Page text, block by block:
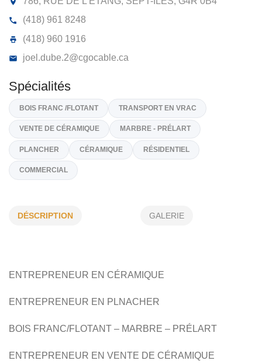
JD PRO-POSE INC
786, RUE DE L'ÉTANG, SEPT-ÎLES,
(418) 961 8248
(418) 960 1916
joel.dube.2@cgocable.ca
Spécialités
COMMERCIAL
DÉSCRIPTION GALERIE
ENTREPRENEUR EN CÉRAMIQUE
ENTREPRENEUR EN PLNACHER
BOIS FRANC/FLOTANT – MARBRE – PRÉLART
ENTREPRENEUR EN VENTE DE CÉRAMIQUE